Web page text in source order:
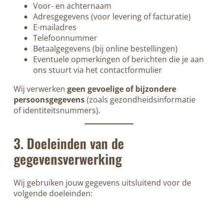
Voor- en achternaam
Adresgegevens (voor levering of facturatie)
E-mailadres
Telefoonnummer
Betaalgegevens (bij online bestellingen)
Eventuele opmerkingen of berichten die je aan
ons stuurt via het contactformulier
Wij verwerken geen gevoelige of bijzondere
persoonsgegevens(zoals gezondheidsinformatie
of identiteitsnummers).
3. Doeleinden van de
gegevensverwerking
Wij gebruiken jouw gegevens uitsluitend voor de
volgende doeleinden: